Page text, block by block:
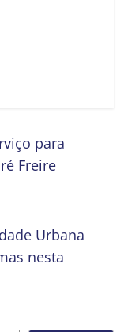
para
Freire
Urbana
nesta